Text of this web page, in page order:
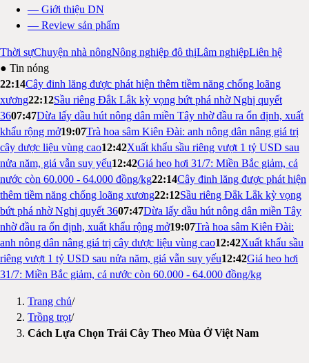
— Giới thiệu DN
— Review sản phẩm
Thời sựChuyện nhà nôngNông nghiệp đô thịLâm nghiệpLiên hệ
● Tin nóng
22:14Cây đinh lăng được phát hiện thêm tiềm năng chống loãng
xương22:12Sầu riêng Đắk Lắk kỳ vọng bứt phá nhờ Nghị quyết
3607:47Dừa lấy dầu hút nông dân miền Tây nhờ đầu ra ổn định, xuất
khẩu rộng mở19:07Trà hoa sâm Kiên Đài: anh nông dân nâng giá trị
cây dược liệu vùng cao12:42Xuất khẩu sầu riêng vượt 1 tỷ USD sau
nửa năm, giá vẫn suy yếu12:42Giá heo hơi 31/7: Miền Bắc giảm, cả
nước còn 60.000 - 64.000 đồng/kg22:14Cây đinh lăng được phát hiện
thêm tiềm năng chống loãng xương22:12Sầu riêng Đắk Lắk kỳ vọng
bứt phá nhờ Nghị quyết 3607:47Dừa lấy dầu hút nông dân miền Tây
nhờ đầu ra ổn định, xuất khẩu rộng mở19:07Trà hoa sâm Kiên Đài:
anh nông dân nâng giá trị cây dược liệu vùng cao12:42Xuất khẩu sầu
riêng vượt 1 tỷ USD sau nửa năm, giá vẫn suy yếu12:42Giá heo hơi
31/7: Miền Bắc giảm, cả nước còn 60.000 - 64.000 đồng/kg
Trang chủ/
Trồng trọt/
Cách Lựa Chọn Trái Cây Theo Mùa Ở Việt Nam